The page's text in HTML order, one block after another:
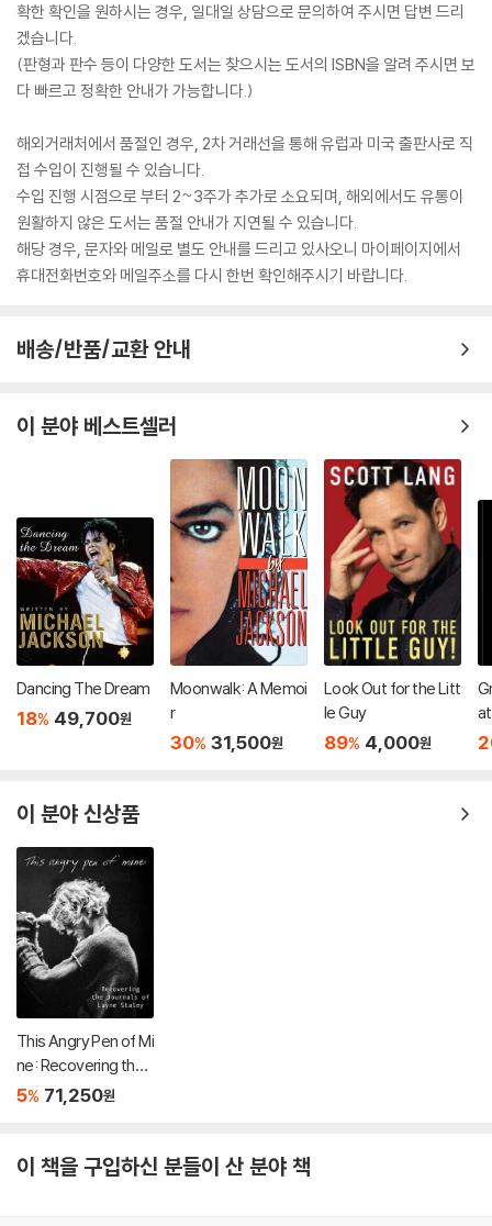
확한 확인을 원하시는 경우, 일대일 상담으로 문의하여 주시면 답변 드리
겠습니다.
(판형과 판수 등이 다양한 도서는 찾으시는 도서의 ISBN을 알려 주시면 보
다 빠르고 정확한 안내가 가능합니다.)
해외거래처에서 품절인 경우, 2차 거래선을 통해 유럽과 미국 출판사로 직
접 수입이 진행될 수 있습니다.
수입 진행 시점으로 부터 2~3주가 추가로 소요되며, 해외에서도 유통이
원활하지 않은 도서는 품절 안내가 지연될 수 있습니다.
해당 경우, 문자와 메일로 별도 안내를 드리고 있사오니 마이페이지에서
휴대전화번호와 메일주소를 다시 한번 확인해주시기 바랍니다.
배송/반품/교환 안내
이 분야 베스트셀러
Dancing The Dream
18% 49,700원
Moonwalk: A Memoi
r
30% 31,500원
Look Out for the Litt
le Guy
89% 4,000원
이 분야 신상품
This Angry Pen of Mi
ne: Recovering the J
ournals of Layne Sta
5% 71,250원
이 책을 구입하신 분들이 산 분야 책